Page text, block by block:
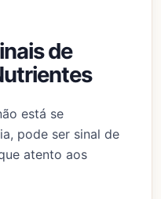
de
está se
pode ser sinal de
atento aos